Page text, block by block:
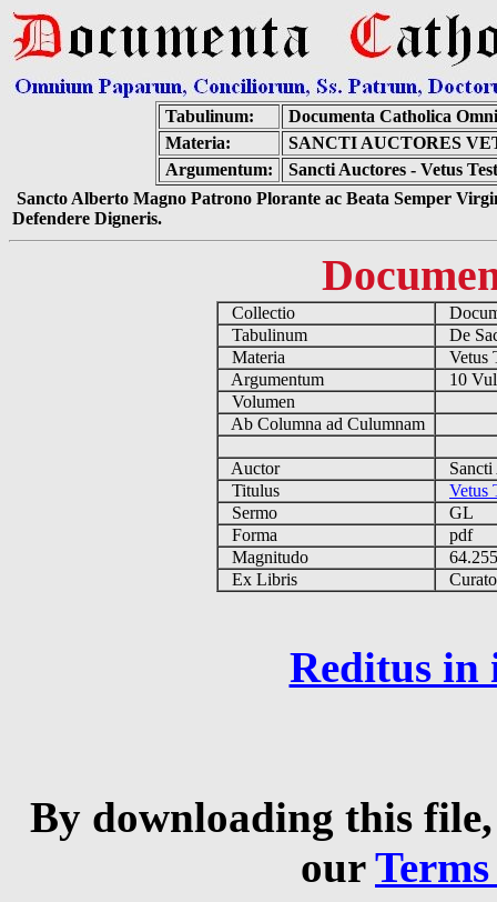
Tabulinum:
Documenta Catholica
Materia:
SANCTI AUCTORES
Argumentum:
Sancti Auctores - Vetus
Sancto Alberto Magno Patrono Plorante ac Beata Semper
Defendere Digneris.
Collectio
Tabulinum
De
Materia
Vetus
Argumentum
10
Volumen
Ab Columna ad Culumnam
Auctor
Titulus
Vetus
Sermo
GL
Forma
pdf
Magnitudo
Ex Libris
Reditus in
By downloading this
our